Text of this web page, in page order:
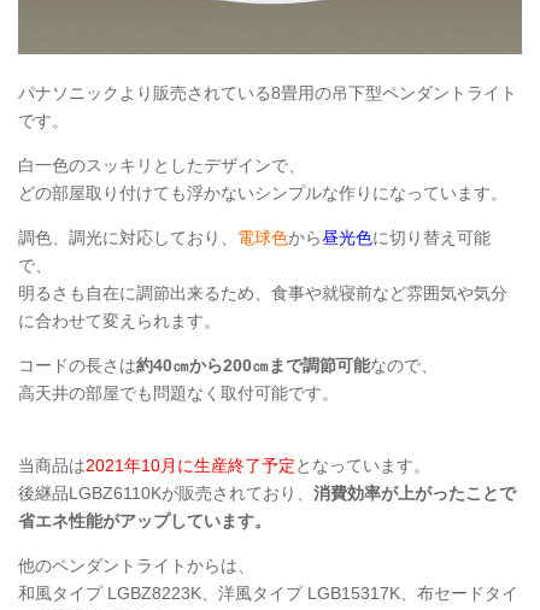
パナソニックより販売されている8畳用の吊下型ペンダントライト
です。
白一色のスッキリとしたデザインで、
どの部屋取り付けても浮かないシンプルな作りになっています。
調色、調光に対応しており、 電球色から昼光色に切り替え可能
で、
明るさも自在に調節出来るため、食事や就寝前など雰囲気や気分
に合わせて変えられます。
コードの長さは約40㎝から200㎝まで調節可能なので、
高天井の部屋でも問題なく取付可能です。
当商品は2021年10月に生産終了予定となっています。
後継品LGBZ6110Kが販売されており、 消費効率が上がったことで
省エネ性能がアップしています。
他のペンダントライトからは、
和風タイプ LGBZ8223K、洋風タイプ LGB15317K、布セードタイ